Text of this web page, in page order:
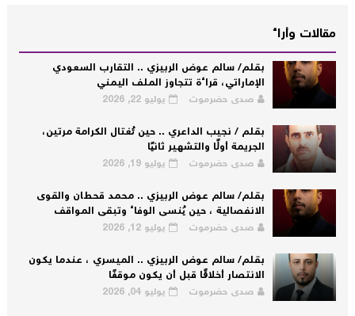
مقالات وأراء
بقلم/ سالم عوض الربيزي .. التقارب السعودي
الإماراتي، قراءة تتجاوز الملف اليمني
صدى حضرموت يوليو 22, 2026
بقلم / نجيب الداعري .. حين تُغتال الكرامة مرتين،
الجريمة أولًا والتشهير ثانيًا
صدى حضرموت يوليو 19, 2026
بقلم/ سالم عوض الربيزي .. محمد قحطان والقوى
الانفصالية ، حين يُنسى الوفاء وتبقى المواقف
صدى حضرموت يوليو 12, 2026
بقلم/ سالم عوض الربيزي .. الميسري ، عندما يكون
الانتصار أخلاقًا قبل أن يكون موقفًا
صدى حضرموت يوليو 04, 2026